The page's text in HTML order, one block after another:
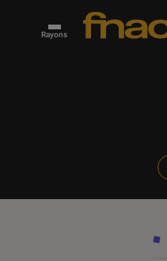
Rayons